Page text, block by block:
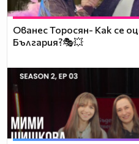
Ованес Торосян- Как се
България?🎭💥